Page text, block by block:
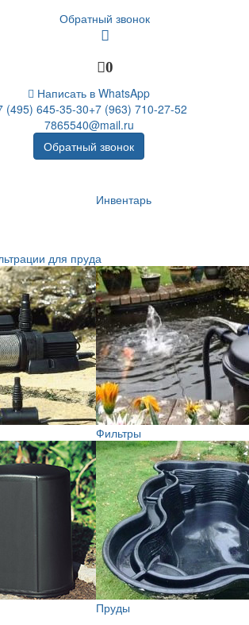
Обратный звонок
0
Написать в WhatsApp
(495) 645-35-30+7 (963) 710-27-52
7865540@mail.ru
Обратный звонок
Инвентарь
для пруда
Фильтры
Пруды